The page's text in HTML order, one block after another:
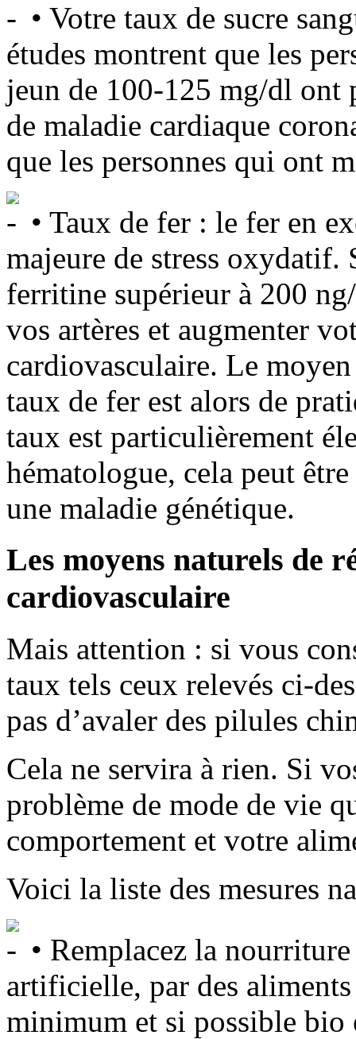
• Votre taux de sucre
études montrent que les
jeun de 100-125 mg/dl ont
de maladie cardiaque
que les personnes qui ont
• Taux de fer : le fer en
majeure de stress
ferritine supérieur à 200
vos artères et augmenter
cardiovasculaire. Le
taux de fer est alors de
taux est particulièrement
hématologue, cela peut
une maladie génétique.
Les moyens naturels de
cardiovasculaire
Mais attention : si vous
taux tels ceux relevés ci-
pas d’avaler des pilules
Cela ne servira à rien. Si
problème de mode de vie
comportement et votre
Voici la liste des mesures
• Remplacez la
artificielle, par des
minimum et si possible bio